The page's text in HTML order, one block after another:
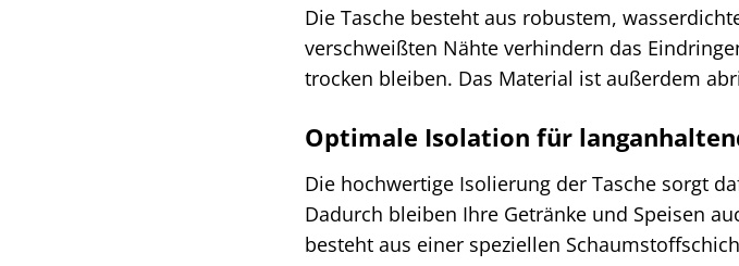
Die Tasche besteht aus robustem,
verschweißten Nähte verhindern das
trocken bleiben. Das Material ist außerdem
Optimale Isolation für
Die hochwertige Isolierung der Tasche sorgt
Dadurch bleiben Ihre Getränke und Speisen
besteht aus einer speziellen